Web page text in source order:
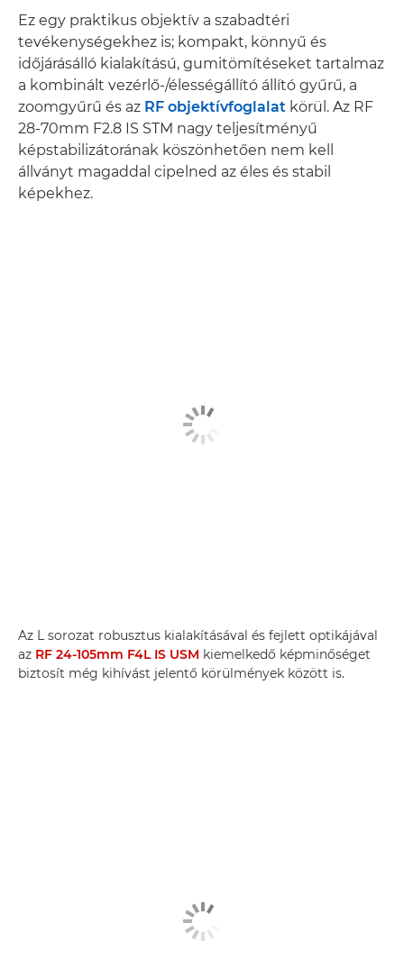
Ez egy praktikus objektív a szabadtéri
tevékenységekhez is; kompakt, könnyű és
időjárásálló kialakítású, gumitömítéseket tartalmaz
a kombinált vezérlő-/élességállító állító gyűrű, a
zoomgyűrű és az RF objektívfoglalat körül. Az RF
28-70mm F2.8 IS STM nagy teljesítményű
képstabilizátorának köszönhetően nem kell
állványt magaddal cipelned az éles és stabil
képekhez.
Az L sorozat robusztus kialakításával és fejlett optikájával
az RF 24-105mm F4L IS USM kiemelkedő képminőséget
biztosít még kihívást jelentő körülmények között is.